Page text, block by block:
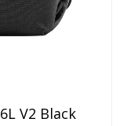
V2 Black